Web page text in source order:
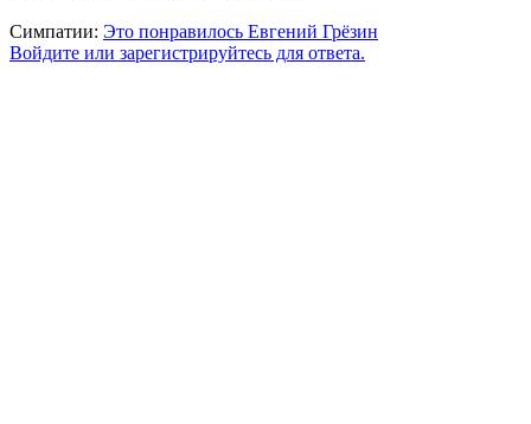
Симпатии: Это понравилось Евгений Грёзин
Войдите или зарегистрируйтесь для ответа.